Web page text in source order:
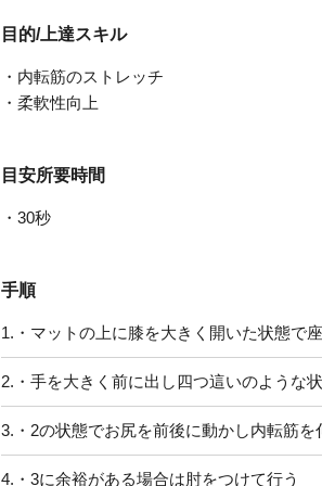
目的/上達スキル
・内転筋のストレッチ
・柔軟性向上
目安所要時間
・30秒
手順
1. ・マットの上に膝を大きく開いた状態で
2. ・手を大きく前に出し四つ這いのような
3. ・2の状態でお尻を前後に動かし内転筋を
4. ・3に余裕がある場合は肘をつけて行う